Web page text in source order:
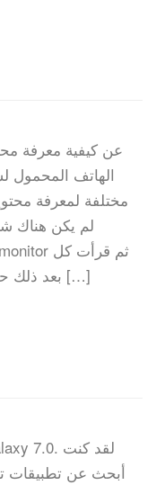
الهاتف
مختلفة لمعرفة
لم يكن هناك
شيء على موقع ikey monitor ، بعد ذلك حاولت […]
أبحث عن تطبيقات